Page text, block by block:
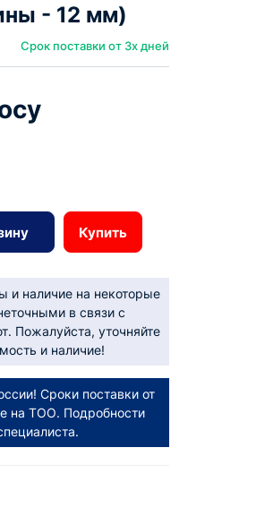
- 12 мм)
Срок поставки от 3х дней
Купить
наличие на некоторые
в связи с
Пожалуйста, уточняйте
и наличие!
Сроки поставки от
на ТОО. Подробности